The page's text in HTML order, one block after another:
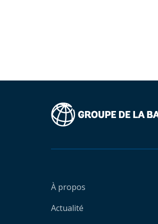
À propos
Actualité